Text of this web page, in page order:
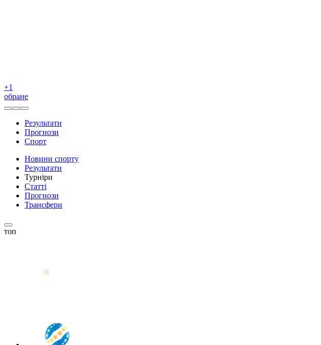
+1
обране
Результати
Прогнози
Спорт
Новини спорту
Результати
Турніри
Статті
Прогнози
Трансфери
топ